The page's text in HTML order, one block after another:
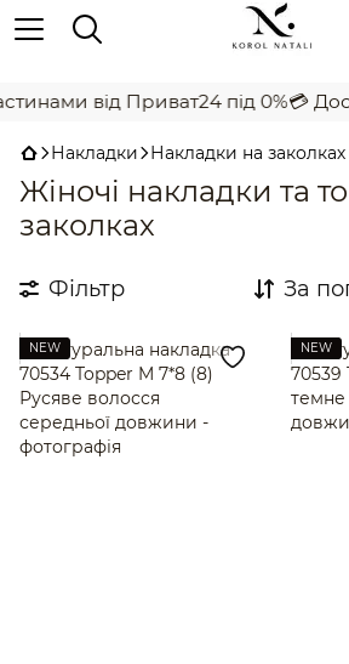
від Приват24 під 0%💳
Накладки Накладки на заколках
Жіночі накладки та
заколках
Фільтр За
NEW NEW